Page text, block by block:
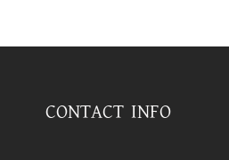
CONTACT INFO